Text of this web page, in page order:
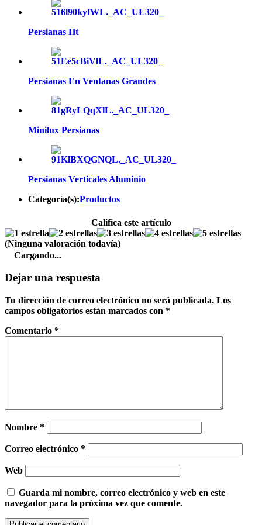
Persianas Ht
Persianas En Ventanas Grandes
Minilux Persianas
Persianas Verticales Aluminio
Categoría(s):Productos
Califica este artículo
(Ninguna valoración todavía)
Cargando...
Dejar una respuesta
Tu dirección de correo electrónico no será publicada. Los
campos obligatorios están marcados con *
Comentario *
Nombre *
Correo electrónico *
Web
Guarda mi nombre, correo electrónico y web en este
navegador para la próxima vez que comente.